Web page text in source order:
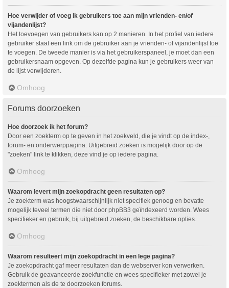
Hoe verwijder of voeg ik gebruikers toe aan mijn vrienden- en/of
vijandenlijst?
Het toevoegen van gebruikers kan op 2 manieren. In het profiel van iedere
gebruiker staat een link om de gebruiker aan je vrienden- of vijandenlijst toe
te voegen. De tweede manier is via het gebruikerspaneel, je moet dan een
gebruikersnaam opgeven. Op dezelfde pagina kun je gebruikers weer van
de lijst verwijderen.
Omhoog
Forums doorzoeken
Hoe doorzoek ik het forum?
Door een zoekterm op te geven in het zoekveld, die je vindt op de index-,
forum- en onderwerppagina. Uitgebreid zoeken is mogelijk door op de
"zoeken" link te klikken, deze vind je op iedere pagina.
Omhoog
Waarom levert mijn zoekopdracht geen resultaten op?
Je zoekterm was hoogstwaarschijnlijk niet specifiek genoeg en bevatte
mogelijk teveel termen die niet door phpBB3 geïndexeerd worden. Wees
specifieker en gebruik, bij uitgebreid zoeken, de beschikbare opties.
Omhoog
Waarom resulteert mijn zoekopdracht in een lege pagina?
Je zoekopdracht gaf meer resultaten dan de webserver kon verwerken.
Gebruik de geavanceerde zoekfunctie en wees specifieker met zowel je
zoektermen als de te doorzoeken forums.